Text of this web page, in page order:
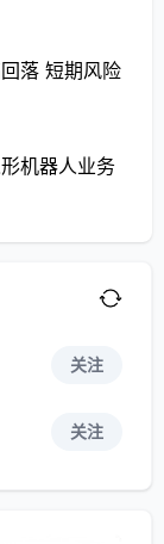
落 短期风险
机器人业务
关注
关注